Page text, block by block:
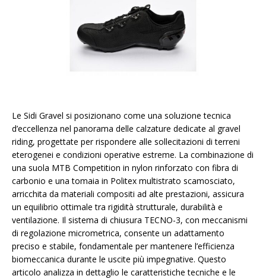
Le Sidi Gravel si posizionano come una soluzione tecnica
d’eccellenza nel panorama delle calzature dedicate al gravel
riding, progettate per rispondere alle sollecitazioni di terreni
eterogenei e condizioni operative estreme. La combinazione di
una suola MTB Competition in nylon rinforzato con fibra di
carbonio e una tomaia in Politex multistrato scamosciato,
arricchita da materiali compositi ad alte prestazioni, assicura
un equilibrio ottimale tra rigidità strutturale, durabilità e
ventilazione. Il sistema di chiusura TECNO-3, con meccanismi
di regolazione micrometrica, consente un adattamento
preciso e stabile, fondamentale per mantenere l’efficienza
biomeccanica durante le uscite più impegnative. Questo
articolo analizza in dettaglio le caratteristiche tecniche e le